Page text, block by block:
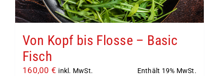
Von Kopf bis Flosse – Basic
Fisch
160,00 € inkl. MwSt.
Enthält 19% MwSt.